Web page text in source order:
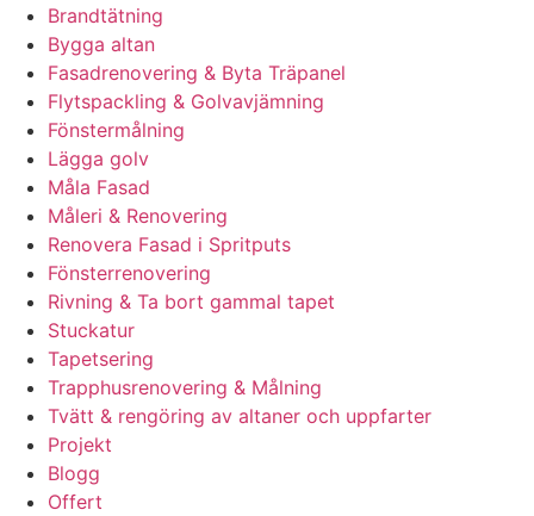
Brandtätning
Bygga altan
Fasadrenovering & Byta Träpanel
Flytspackling & Golvavjämning
Fönstermålning
Lägga golv
Måla Fasad
Måleri & Renovering
Renovera Fasad i Spritputs
Fönsterrenovering
Rivning & Ta bort gammal tapet
Stuckatur
Tapetsering
Trapphusrenovering & Målning
Tvätt & rengöring av altaner och uppfarter
Projekt
Blogg
Offert